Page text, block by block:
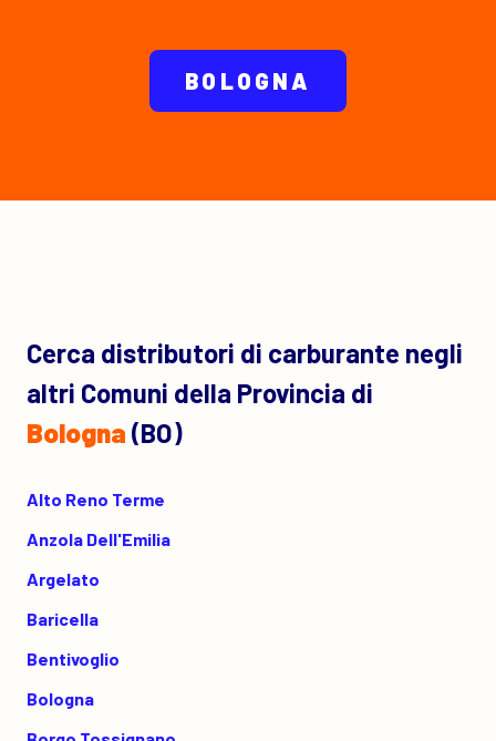
BOLOGNA
Cerca distributori di carburante negli
altri Comuni della Provincia di
Bologna (BO)
Alto Reno Terme
Anzola Dell'Emilia
Argelato
Baricella
Bentivoglio
Bologna